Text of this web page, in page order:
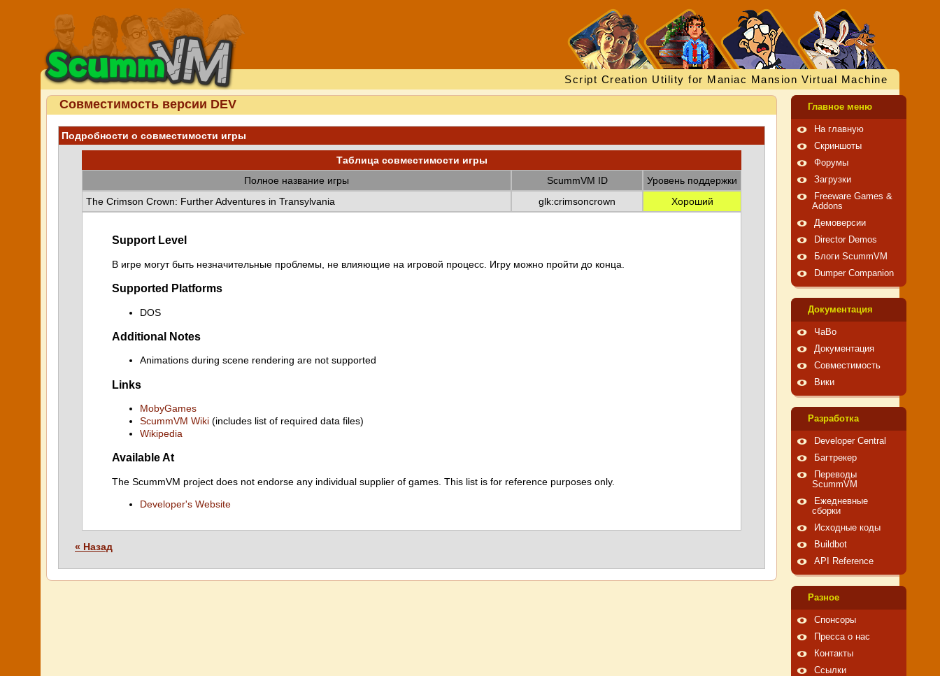
Script Creation Utility for Maniac Mansion Virtual Machine
Совместимость версии DEV
Подробности о совместимости игры
Таблица совместимости игры
Полное название игры
ScummVM ID
Уровень поддержки
The Crimson Crown: Further Adventures in Transylvania
glk:crimsoncrown Хороший
Support Level
В игре могут быть незначительные проблемы, не влияющие на игровой процесс. Игру можно пройти до конца.
Supported Platforms
DOS
Additional Notes
Animations during scene rendering are not supported
Links
MobyGames
ScummVM Wiki (includes list of required data files)
Wikipedia
Available At
The ScummVM project does not endorse any individual supplier of games. This list is for reference purposes only.
Developer's Website
« Назад
Главное меню
На главную
Скриншоты
Форумы
Загрузки
Freeware Games &
Addons
Демоверсии
Director Demos
Блоги ScummVM
Dumper Companion
Документация
ЧаВо
Документация
Совместимость
Вики
Pазработка
Developer Central
Багтрекер
Переводы
ScummVM
Ежедневные
сборки
Исходные коды
Buildbot
API Reference
Pазное
Спонсоры
Пресса о нас
Контакты
Ссылки